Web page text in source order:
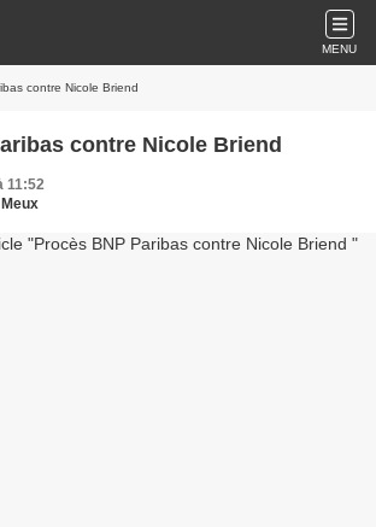
MENU
contre Nicole Briend
contre Nicole Briend
11:52